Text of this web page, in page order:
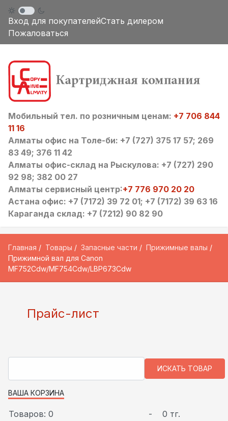
Вход для покупателейСтать дилером
Пожаловаться
Мобильный тел. по розничным ценам: +7 706 844
11 16
Алматы офис на Толе-би: +7 (727) 375 17 57; 269
83 49; 376 11 42
Алматы офис-склад на Рыскулова: +7 (727) 290
92 98; 382 00 27
Алматы сервисный центр:+7 776 970 20 20
Астана офис: +7 (7172) 39 72 01; +7 (7172) 39 63 16
Караганда склад: +7 (7212) 90 82 90
Главная Товары Запасные части
Прижимные валы
Прижимной вал для Canon
MF752Cdw/MF754Cdw/LBP673Cdw
Прайс-лист
ВАША КОРЗИНА
Товаров: 0 -
0 тг.